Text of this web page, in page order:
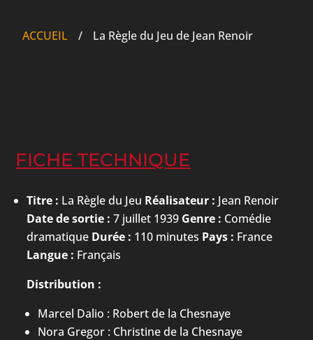
ACCUEIL / La Règle du Jeu de Jean Renoir
FICHE TECHNIQUE
Titre : La Règle du Jeu Réalisateur : Jean Renoir
Date de sortie : 7 juillet 1939 Genre : Comédie
dramatique Durée : 110 minutes Pays : France
Langue : Français
Distribution :
Marcel Dalio : Robert de la Chesnaye
Nora Gregor : Christine de la Chesnaye